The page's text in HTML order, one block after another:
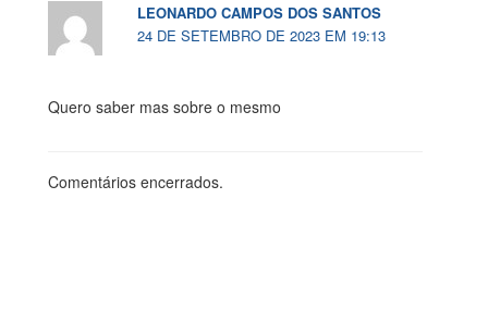
LEONARDO CAMPOS DOS SANTOS
24 DE SETEMBRO DE 2023 EM 19:13
Quero saber mas sobre o mesmo
Comentários encerrados.